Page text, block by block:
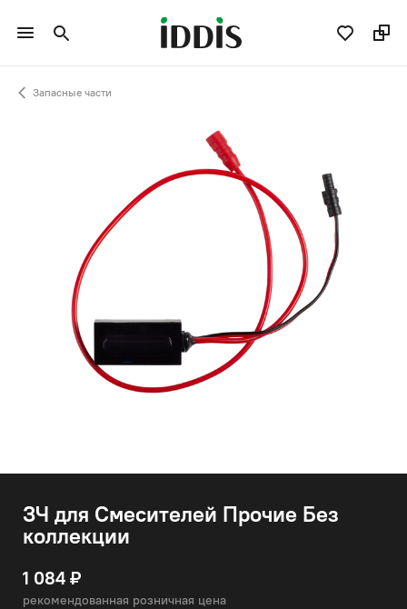
Запасные части
ЗЧ для Смесителей Прочие Без
коллекции
1 084 ₽
рекомендованная розничная цена